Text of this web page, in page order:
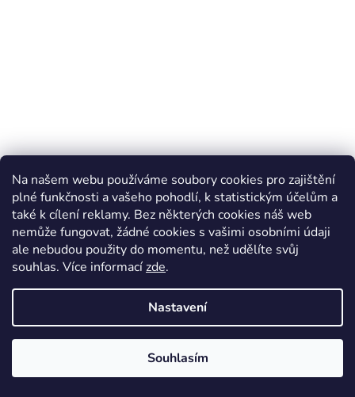
Na našem webu používáme soubory cookies pro zajištění
plné funkčnosti a vašeho pohodlí, k statistickým účelům a
také k cílení reklamy. Bez některých cookies náš web
nemůže fungovat, žádné cookies s vašimi osobními údaji
ale nebudou použity do momentu, než udělíte svůj
souhlas. Více informacízde.
Nastavení
Souhlasím
Duomamas
Skladem*
999 Kč
DETAIL
0-6 měsíců